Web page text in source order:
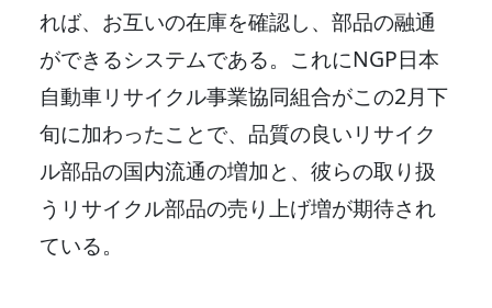
れば、お互いの在庫を確認し、部品の融通
ができるシステムである。これにNGP日本
自動車リサイクル事業協同組合がこの2月下
旬に加わったことで、品質の良いリサイク
ル部品の国内流通の増加と、彼らの取り扱
うリサイクル部品の売り上げ増が期待され
ている。